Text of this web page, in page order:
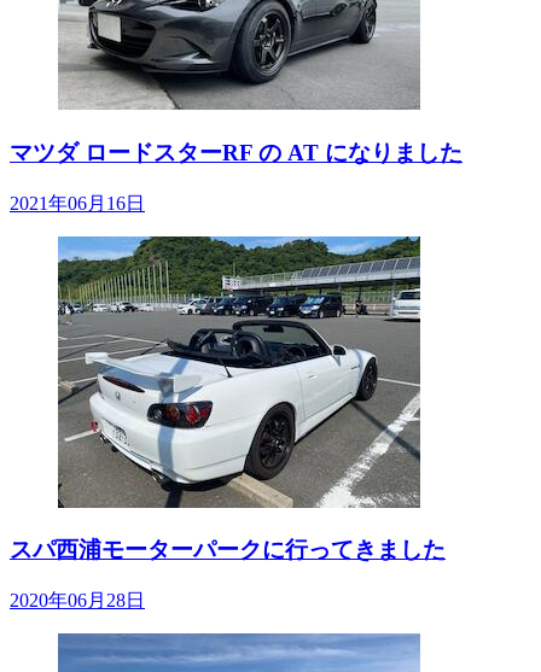
マツダ ロードスターRF の AT になりました
2021年06月16日
スパ西浦モーターパークに行ってきました
2020年06月28日